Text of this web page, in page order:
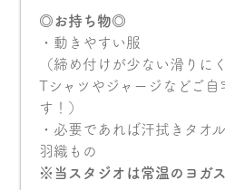
◎お持ち物◎
・動きやすい服
（締め付けが少ない滑りに
Tシャツやジャージなどご
す！）
・必要であれば汗拭きタオ
羽織もの
※当スタジオは常温のヨガス